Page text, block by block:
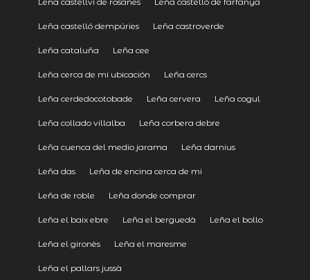
Leña castelló dempúries Leña castroverde
Leña cataluña Leña cee
Leña cerca de mi ubicación Leña cercs
Leña cerdedocotobade Leña cervera Leña cogul
Leña collado villalba Leña corbera debre
Leña cuenca del medio jarama Leña darnius
Leña das Leña de encina cerca de mi
Leña de roble Leña donde comprar
Leña el baix ebre Leña el berguedà Leña el bollo
Leña el gironès Leña el maresme
Leña el pallars jussà